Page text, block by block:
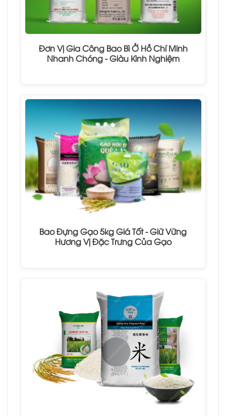
Đơn Vị Gia Công Bao Bì Ở Hồ Chí Minh
Nhanh Chóng - Giàu Kinh Nghiệm
Bao Đựng Gạo 5kg Giá Tốt - Giữ Vững
Hương Vị Đặc Trưng Của Gạo